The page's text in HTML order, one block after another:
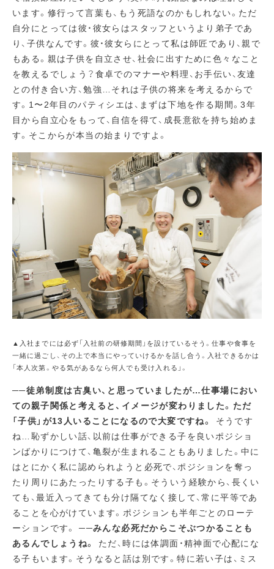
います。修行って言葉も、もう死語なのかもしれない。ただ
自分にとっては彼・彼女らはスタッフというより弟子であ
り、子供なんです。彼・彼女らにとって私は師匠であり、親で
もある。親は子供を自立させ、社会に出すために色々なこと
を教えるでしょう？食卓でのマナーや料理、お手伝い、友達
との付き合い方、勉強…それは子供の将来を考えるからで
す。1〜2年目のパティシエは、まずは下地を作る期間。3年
目から自立心をもって、自信を得て、成長意欲を持ち始めま
す。そこからが本当の始まりですよ。
▲入社までには必ず「入社前の研修期間」を設けているそう。仕事や食事を
一緒に過ごし、その上で本当にやっていけるかを話し合う。入社できるかは
「本人次第。やる気があるなら何人でも受け入れる」。
──徒弟制度は古臭い、と思っていましたが…仕事場におい
ての親子関係と考えると、イメージが変わりました。ただ
「子供」が13人いることになるので大変ですね。
そうです
ね…恥ずかしい話、以前は仕事ができる子を良いポジショ
ンばかりにつけて、亀裂が生まれることもありました。中に
はとにかく私に認められようと必死で、ポジションを奪っ
たり周りにあたったりする子も。そういう経験から、長くい
ても、最近入ってきても分け隔てなく接して、常に平等であ
ることを心がけています。ポジションも半年ごとのローテ
ーションです。──みんな必死だからこそぶつかることも
あるんでしょうね。
ただ、時には体調面・精神面で心配にな
る子もいます。そうなると話は別です。特に若い子は、ミス